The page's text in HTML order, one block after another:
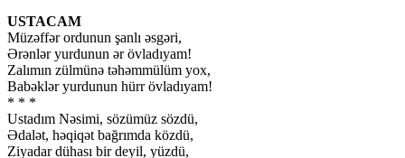
USTACAM
Müzəffər ordunun şanlı əsgəri,
Ərənlər yurdunun ər övladıyam!
Zalımın zülmünə təhəmmülüm yox,
Babəklər yurdunun hürr övladıyam!
* * *
Ustadım Nəsimi, sözümüz sözdü,
Ədalət, həqiqət bağrımda közdü,
Ziyadar dühası bir deyil, yüzdü,